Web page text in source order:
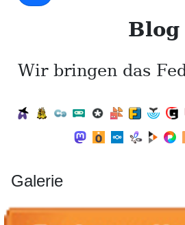
Blog
Wir bringen das
Galerie